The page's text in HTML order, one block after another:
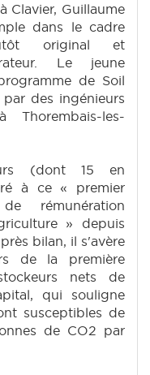
Clavier, Guillaume
dans le cadre
original et
Le jeune
de Soil
des ingénieurs
les-
(dont 15 en
à ce « premier
rémunération
» depuis
bilan, il s'avère
de la première
nets de
qui souligne
susceptibles de
de CO2 par